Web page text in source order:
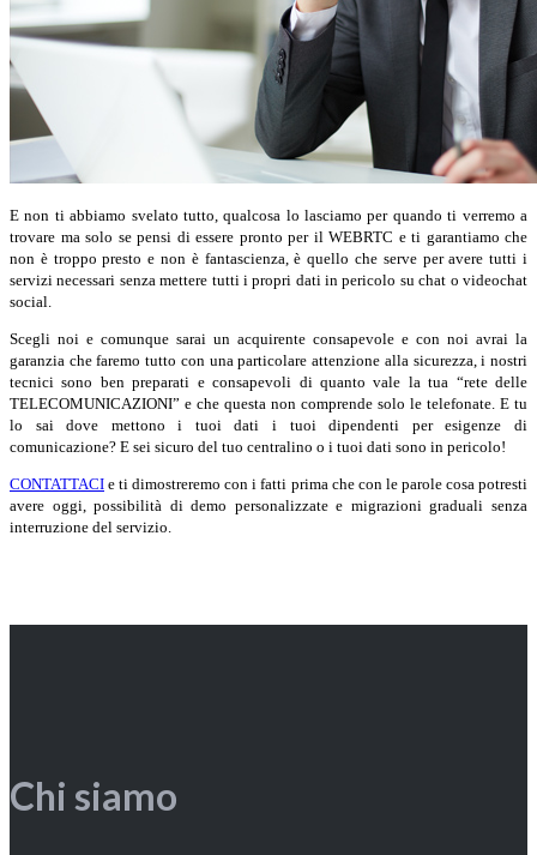
E non ti abbiamo svelato tutto, qualcosa lo lasciamo per quando ti verremo a
trovare ma solo se pensi di essere pronto per il WEBRTC e ti garantiamo che
non è troppo presto e non è fantascienza, è quello che serve per avere tutti i
servizi necessari senza mettere tutti i propri dati in pericolo su chat o videochat
social.
Scegli noi e comunque sarai un acquirente consapevole e con noi avrai la
garanzia che faremo tutto con una particolare attenzione alla sicurezza, i nostri
tecnici sono ben preparati e consapevoli di quanto vale la tua “rete delle
TELECOMUNICAZIONI” e che questa non comprende solo le telefonate. E tu
lo sai dove mettono i tuoi dati i tuoi dipendenti per esigenze di
comunicazione? E sei sicuro del tuo centralino o i tuoi dati sono in pericolo!
CONTATTACI e ti dimostreremo con i fatti prima che con le parole cosa potresti
avere oggi, possibilità di demo personalizzate e migrazioni graduali senza
interruzione del servizio.
Chi siamo